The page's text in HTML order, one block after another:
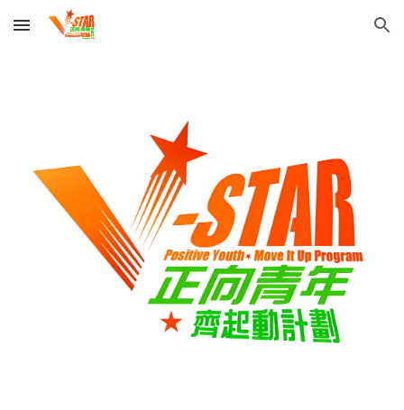
Skip to main content Skip to navigation